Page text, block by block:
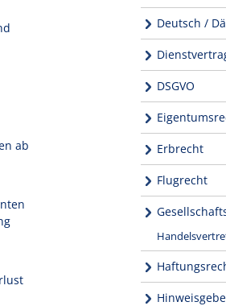
ab
Deutsch /
DSGVO
Erbrecht
Flugrecht